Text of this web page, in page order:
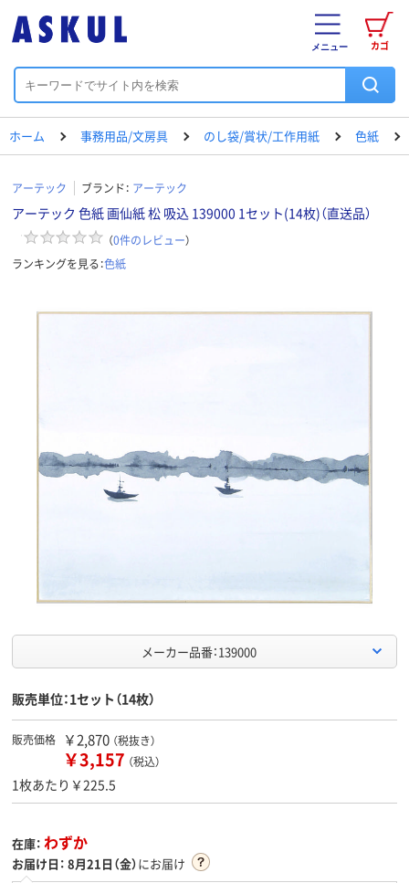
カゴ
メニュー
ホーム 事務用品/文房具 のし袋/賞状/工作用紙 色紙
アーテック ブランド： アーテック
アーテック 色紙 画仙紙 松 吸込 139000 1セット(14枚)（直送品）
（0件のレビュー）
ランキングを見る：色紙
メーカー品番：139000
販売単位：1セット（14枚）
販売価格 ￥2,870 （税抜き）
￥3,157 （税込）
1枚あたり￥225.5
在庫： わずか
お届け日： 8月21日（金）にお届け